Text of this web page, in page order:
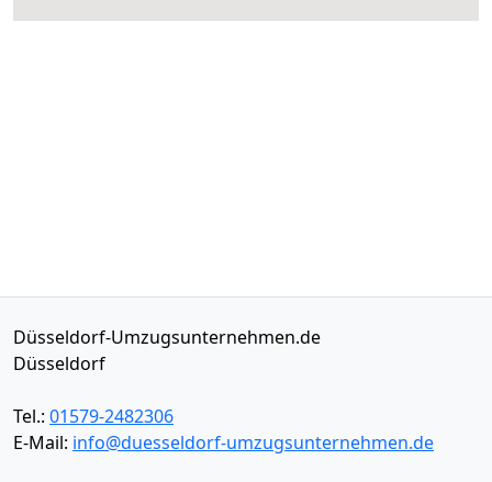
Düsseldorf-Umzugsunternehmen.de
Düsseldorf
Tel.: 01579-2482306
E-Mail: info@duesseldorf-umzugsunternehmen.de